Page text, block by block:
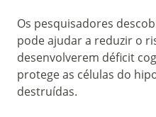
Os pesquisadores
pode ajudar a reduzir o
desenvolverem déficit
protege as células do
destruídas.